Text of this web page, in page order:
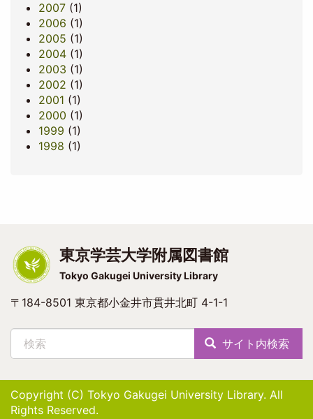
2007(1)
2006 (1)
2005 (1)
2004(1)
2003 (1)
2002 (1)
2001 (1)
2000 (1)
1999 (1)
1998 (1)
東京学芸大学附属図書館
Tokyo Gakugei University Library
〒184-8501 東京都小金井市貫井北町 4-1-1
検索
サイト内検索
Copyright (C) Tokyo Gakugei University Library. All
Rights Reserved.